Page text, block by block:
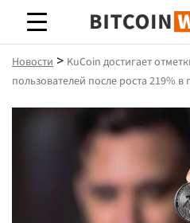
Биткойн
Новости > KuCoin достигает
пользователей после роста 219%